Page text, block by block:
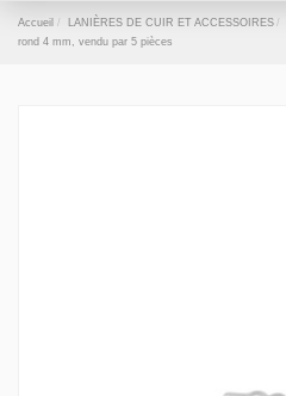
Accueil LANIÈRES DE CUIR ET ACCESSOIRES
rond 4 mm, vendu par 5 pièces